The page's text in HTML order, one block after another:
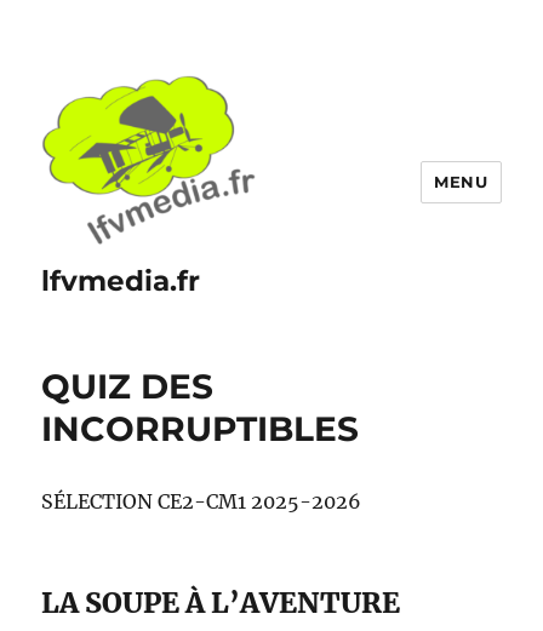
lfvmedia.fr
MENU
QUIZ DES
INCORRUPTIBLES
SÉLECTION CE2-CM1 2025-2026
LA SOUPE À L’AVENTURE